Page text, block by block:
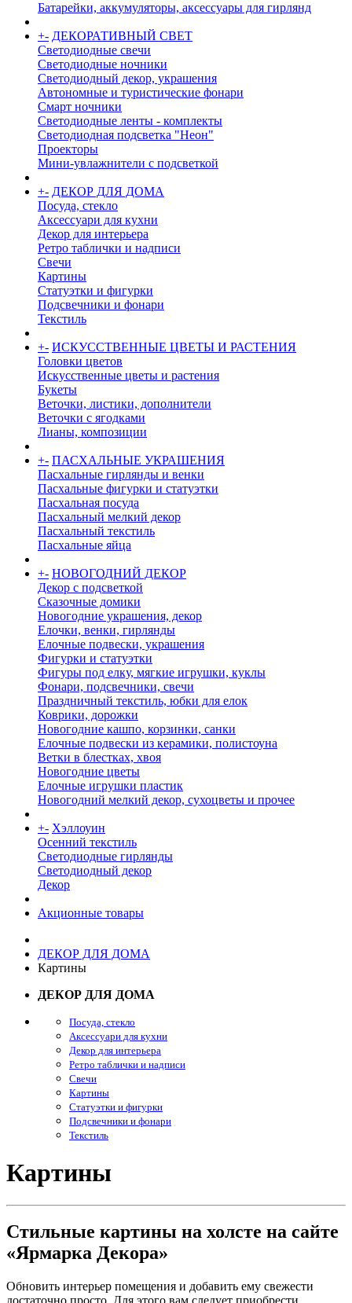
Батарейки, аккумуляторы, аксессуары для гирлянд
+- ДЕКОРАТИВНЫЙ СВЕТ
Светодиодные свечи
Светодиодные ночники
Светодиодный декор, украшения
Автономные и туристические фонари
Смарт ночники
Светодиодные ленты - комплекты
Светодиодная подсветка "Неон"
Проекторы
Мини-увлажнители с подсветкой
+- ДЕКОР ДЛЯ ДОМА
Посуда, стекло
Аксессуари для кухни
Декор для интерьера
Ретро таблички и надписи
Свечи
Картины
Статуэтки и фигурки
Подсвечники и фонари
Текстиль
+- ИСКУССТВЕННЫЕ ЦВЕТЫ И РАСТЕНИЯ
Головки цветов
Искусственные цветы и растения
Букеты
Веточки, листики, дополнители
Веточки с ягодками
Лианы, композиции
+- ПАСХАЛЬНЫЕ УКРАШЕНИЯ
Пасхальные гирлянды и венки
Пасхальные фигурки и статуэтки
Пасхальная посуда
Пасхальный мелкий декор
Пасхальный текстиль
Пасхальные яйца
+- НОВОГОДНИЙ ДЕКОР
Декор с подсветкой
Сказочные домики
Новогодние украшения, декор
Елочки, венки, гирлянды
Елочные подвески, украшения
Фигурки и статуэтки
Фигуры под елку, мягкие игрушки, куклы
Фонари, подсвечники, свечи
Праздничный текстиль, юбки для елок
Коврики, дорожки
Новогодние кашпо, корзинки, санки
Елочные подвески из керамики, полистоуна
Ветки в блестках, хвоя
Новогодние цветы
Елочные игрушки пластик
Новогодний мелкий декор, сухоцветы и прочее
+- Хэллоуин
Осенний текстиль
Светодиодные гирлянды
Светодиодный декор
Декор
Акционные товары
ДЕКОР ДЛЯ ДОМА
Картины
ДЕКОР ДЛЯ ДОМА
Посуда, стекло
Аксессуари для кухни
Декор для интерьера
Ретро таблички и надписи
Свечи
Картины
Статуэтки и фигурки
Подсвечники и фонари
Текстиль
Картины
Стильные картины на холсте на сайте
«Ярмарка Декора»
Обновить интерьер помещения и добавить ему свежести